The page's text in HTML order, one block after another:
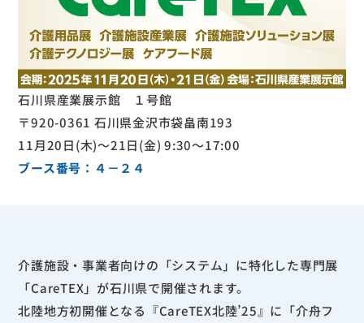
石川県産業展示館 １号館
〒920-0361 石川県金沢市袋畠南193
11月20日(木)～21日(金) 9:30～17:00
ブース番号：４－２４
介護施設・事業者向けの「システム」に特化した専門展
「CareTEX」が石川県で開催されます。
北陸地方初開催となる『CareTEX北陸’25』に「介舟フ